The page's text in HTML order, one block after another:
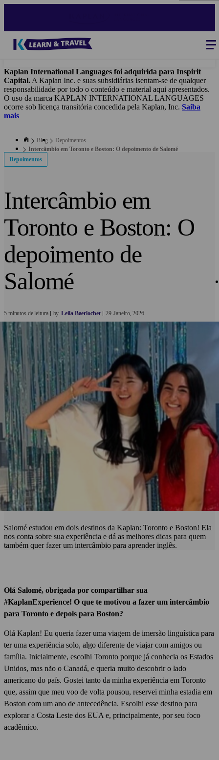
Kaplan International Languages foi adquirida para Inspirit
Capital. A Kaplan Inc. e suas subsidiárias isentam-se de qualquer
responsabilidade por todo o conteúdo e material aqui apresentados.
O uso da marca KAPLAN INTERNATIONAL LANGUAGES
ocorre sob licença transitória concedida pela Kaplan, Inc. Saiba
mais
Blog
Depoimentos
Intercâmbio em Toronto e Boston: O depoimento de Salomé
Depoimentos
Intercâmbio em
Toronto e Boston: O
depoimento de
Salomé
5 minutos de leitura by Leila Baerlocher 29 Janeiro 2026
Salomé estudou em dois destinos da Kaplan: Toronto e Boston! Ela
nos conta sobre sua experiência e dá as melhores dicas para quem
também quer fazer um intercâmbio para aprender inglês.
Olá Salomé, obrigada por compartilhar sua
#KaplanExperience! O que te motivou a fazer um intercâmbio
para Toronto e depois para Boston?
Olá Kaplan! Eu queria fazer uma viagem de imersão linguística para
ter uma experiência solo, algo diferente de viajar com amigos ou
família. Inicialmente, escolhi Toronto porque já conhecia os Estados
Unidos, mas não o Canadá, e queria muito descobrir o lado
americano do país. Gostei tanto da minha experiência em Toronto
que, assim que meu voo de volta pousou, reservei minha estadia em
Boston com um ano de antecedência. Escolhi esse destino para
explorar a Costa Leste dos EUA e, principalmente, por seu foco
acadêmico.